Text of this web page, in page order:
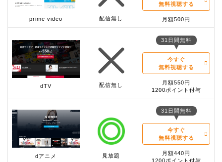
prime video 配信無し
無料視聴する
月額500円
dTV 配信無し
31日間無料
今すぐ
無料視聴する
月額550円
1200ポイント付与
dアニメ 見放題
31日間無料
今すぐ
無料視聴する
月額440円
1200ポイント付与